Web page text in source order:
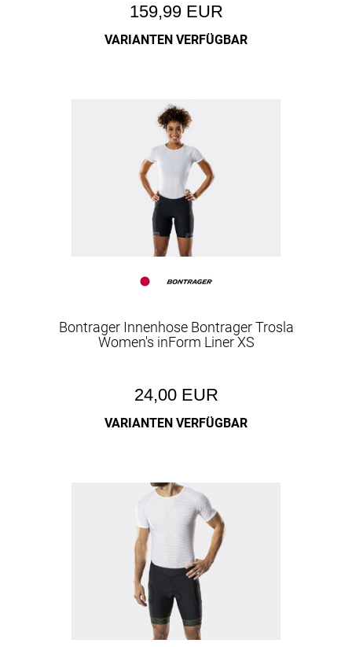
159,99 EUR
VARIANTEN VERFÜGBAR
Bontrager Innenhose Bontrager Trosla
Women's inForm Liner XS
24,00 EUR
VARIANTEN VERFÜGBAR